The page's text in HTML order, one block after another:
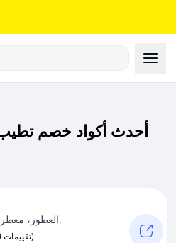
أحدث أكواد خصم
العطور، معطرات الجو والبخور والكثير.
(0 تقييمات)